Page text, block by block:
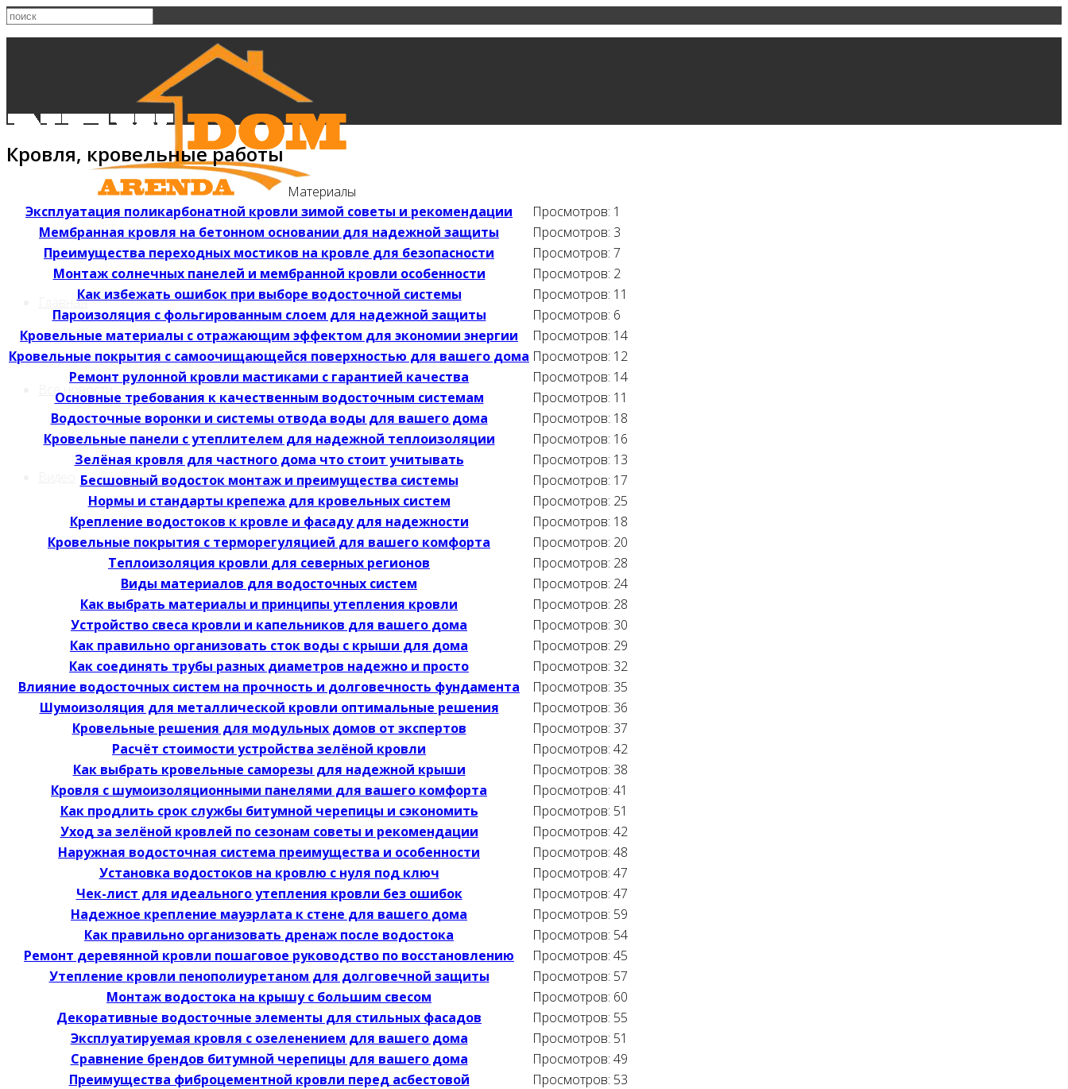
Главная
Все новости
Кровля, кровельные работы
Материалы
Эксплуатация поликарбонатной кровли зимой советы и рекомендации
Просмотров: 1
Мембранная кровля на бетонном основании для надежной защиты
Просмотров: 3
Преимущества переходных мостиков на кровле для безопасности
Просмотров: 7
Монтаж солнечных панелей и мембранной кровли особенности
Просмотров: 2
Как избежать ошибок при выборе водосточной системы
Просмотров: 11
Пароизоляция с фольгированным слоем для надежной защиты
Просмотров: 6
Кровельные материалы с отражающим эффектом для экономии энергии
Просмотров: 14
Кровельные покрытия с самоочищающейся поверхностью для вашего дома Просмотров: 12
Ремонт рулонной кровли мастиками с гарантией качества
Просмотров: 14
Основные требования к качественным водосточным системам
Просмотров: 11
Водосточные воронки и системы отвода воды для вашего дома
Просмотров: 18
Кровельные панели с утеплителем для надежной теплоизоляции
Просмотров: 16
Зелёная кровля для частного дома что стоит учитывать
Просмотров: 13
Бесшовный водосток монтаж и преимущества системы
Просмотров: 17
Нормы и стандарты крепежа для кровельных систем
Просмотров: 25
Крепление водостоков к кровле и фасаду для надежности
Просмотров: 18
Кровельные покрытия с терморегуляцией для вашего комфорта
Просмотров: 20
Теплоизоляция кровли для северных регионов
Просмотров: 28
Виды материалов для водосточных систем
Просмотров: 24
Как выбрать материалы и принципы утепления кровли
Просмотров: 28
Устройство свеса кровли и капельников для вашего дома
Просмотров: 30
Как правильно организовать сток воды с крыши для дома
Просмотров: 29
Как соединять трубы разных диаметров надежно и просто
Просмотров: 32
Влияние водосточных систем на прочность и долговечность фундамента
Просмотров: 35
Шумоизоляция для металлической кровли оптимальные решения
Просмотров: 36
Кровельные решения для модульных домов от экспертов
Просмотров: 37
Расчёт стоимости устройства зелёной кровли
Просмотров: 42
Как выбрать кровельные саморезы для надежной крыши
Просмотров: 38
Кровля с шумоизоляционными панелями для вашего комфорта
Просмотров: 41
Как продлить срок службы битумной черепицы и сэкономить
Просмотров: 51
Уход за зелёной кровлей по сезонам советы и рекомендации
Просмотров: 42
Наружная водосточная система преимущества и особенности
Просмотров: 48
Установка водостоков на кровлю с нуля под ключ
Просмотров: 47
Чек-лист для идеального утепления кровли без ошибок
Просмотров: 47
Надежное крепление мауэрлата к стене для вашего дома
Просмотров: 59
Как правильно организовать дренаж после водостока
Просмотров: 54
Ремонт деревянной кровли пошаговое руководство по восстановлению
Просмотров: 45
Утепление кровли пенополиуретаном для долговечной защиты
Просмотров: 57
Монтаж водостока на крышу с большим свесом
Просмотров: 60
Декоративные водосточные элементы для стильных фасадов
Просмотров: 55
Эксплуатируемая кровля с озеленением для вашего дома
Просмотров: 51
Сравнение брендов битумной черепицы для вашего дома
Просмотров: 49
Преимущества фиброцементной кровли перед асбестовой
Просмотров: 53